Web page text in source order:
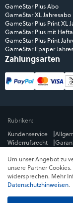
GameStar Plus Abo
GameStar XL Jahresabo
GameStar Plus Print XL
GameStar Plus mit
GameStar Plus Print
GameStar Epaper
Zahlungsarten
Rubriken:
Kundenservice
Widerrufsrecht
Mediengruppe:
GameStar
GamePro
© Webedia - alle
* Alle Preise enthalten
Um unser Angebot zu
unsere Partner
widersprechen. Mehr
Datenschutzhinweisen.